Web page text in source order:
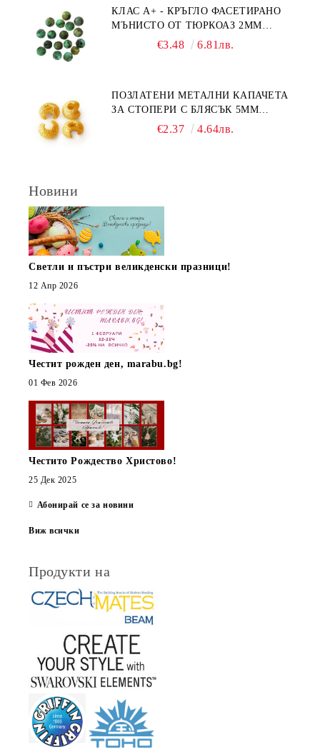
КЛАС А+ - КРЪГЛО ФАСЕТИРАНО
МЪНИСТО ОТ ТЮРКОАЗ 2ММ
€3.48 6.81лв.
ПОЗЛАТЕНИ МЕТАЛНИ КАПАЧЕТА
ЗА СТОПЕРИ С БЛЯСЪК 5ММ
€2.37 4.64лв.
Новини
Светли и пъстри великденски празници!
12 Апр 2026
Честит рожден ден, marabu.bg!
01 Фев 2026
Честито Рождество Христово!
25 Дек 2025
Абонирай се за новини
Виж всички
Продукти на